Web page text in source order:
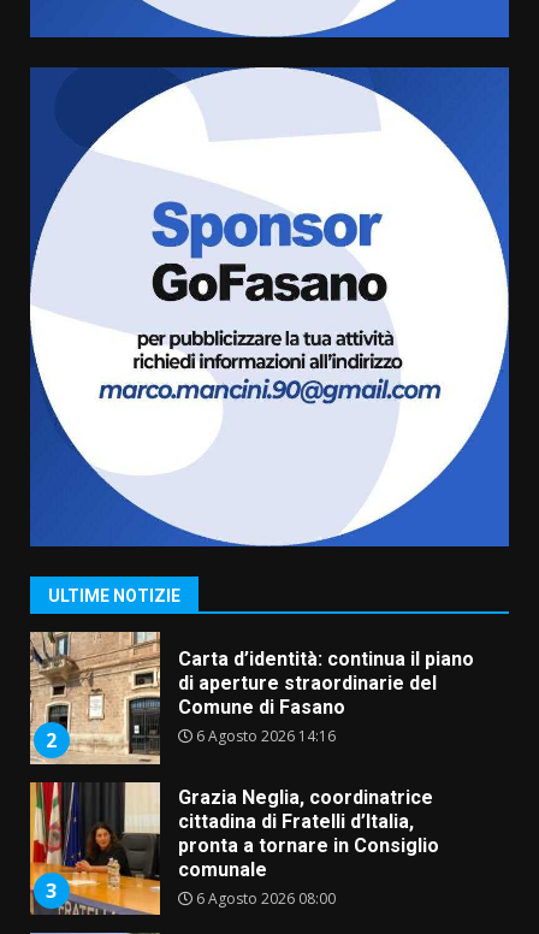
ULTIME NOTIZIE
assoluta de “L’Albergo
Belvedere. Il rapimento”
6 Agosto 2026 06:15
Serie D, l’Us Fasano è escluso
dal campionato
5 Agosto 2026 17:30
Truffatori in azione nelle
frazioni fasanesi
5 Agosto 2026 11:03
1
Fasanese ferito a colpi di arma
da fuoco
6 Agosto 2026 18:13
2
Carta d’identità: continua il piano
di aperture straordinarie del
Comune di Fasano
6 Agosto 2026 14:16
3
Grazia Neglia, coordinatrice
cittadina di Fratelli d’Italia,
pronta a tornare in Consiglio
comunale
6 Agosto 2026 08:00